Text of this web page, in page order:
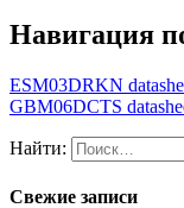
Навигация
ESM03DRKN
GBM06DCTS
Найти:
Свежие записи